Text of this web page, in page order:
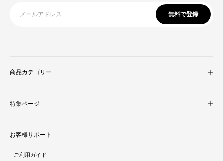
無料で登録
商品カテゴリー
照明・ライト
ダイニング
特集ページ
人気商品ランキング
お客様サポート
ご利用ガイド